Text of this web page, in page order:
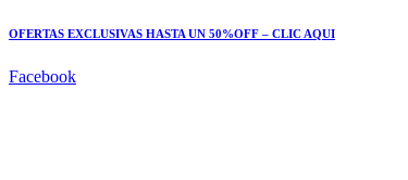
OFERTAS EXCLUSIVAS HASTA UN 50%OFF – CLIC AQUI
Facebook